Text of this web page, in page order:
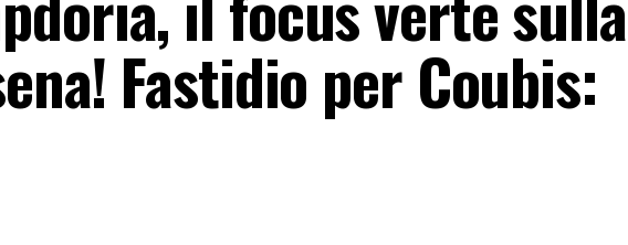
Fastidio per Coubis: